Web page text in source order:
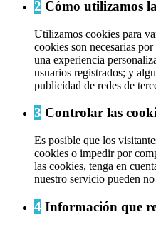
2 Cómo utilizamos
Utilizamos cookies para
cookies son necesarias
una experiencia
usuarios registrados; y
publicidad de redes de
3 Controlar las
Es posible que los
cookies o impedir por
las cookies, tenga en
nuestro servicio pueden
4 Información que